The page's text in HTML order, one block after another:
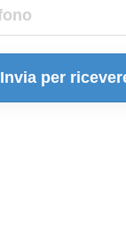
Invia per